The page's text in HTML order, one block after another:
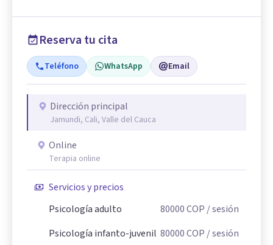
Reserva tu cita
Teléfono WhatsApp Email
Dirección principal
Jamundi, Cali, Valle del Cauca
Online
Terapia online
Servicios y precios
Psicología adulto
80000COP / sesión
Psicología infanto-juvenil 80000COP / sesión